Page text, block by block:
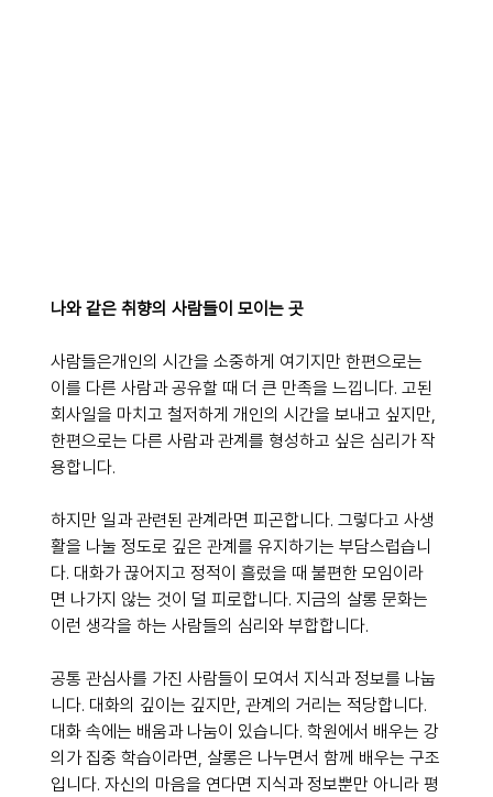
나와 같은 취향의 사람들이 모이는 곳
사람들은개인의 시간을 소중하게 여기지만 한편으로는
이를 다른 사람과 공유할 때 더 큰 만족을 느낍니다. 고된
회사일을 마치고 철저하게 개인의 시간을 보내고 싶지만,
한편으로는 다른 사람과 관계를 형성하고 싶은 심리가 작
용합니다.
하지만 일과 관련된 관계라면 피곤합니다. 그렇다고 사생
활을 나눌 정도로 깊은 관계를 유지하기는 부담스럽습니
다. 대화가 끊어지고 정적이 흘렀을 때 불편한 모임이라
면 나가지 않는 것이 덜 피로합니다. 지금의 살롱 문화는
이런 생각을 하는 사람들의 심리와 부합합니다.
공통 관심사를 가진 사람들이 모여서 지식과 정보를 나눕
니다. 대화의 깊이는 깊지만, 관계의 거리는 적당합니다.
대화 속에는 배움과 나눔이 있습니다. 학원에서 배우는 강
의가 집중 학습이라면, 살롱은 나누면서 함께 배우는 구조
입니다. 자신의 마음을 연다면 지식과 정보뿐만 아니라 평